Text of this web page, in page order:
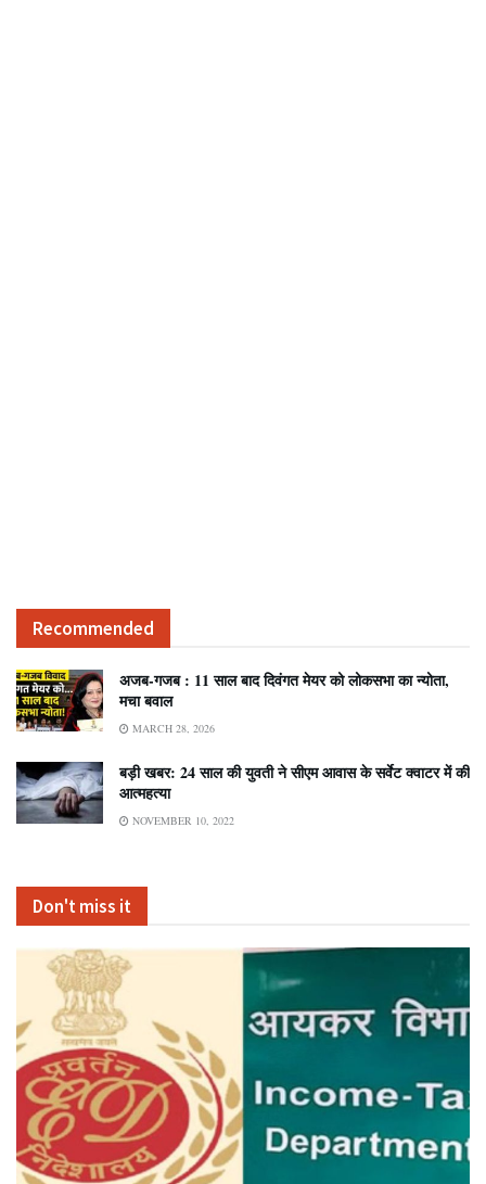
Recommended
अजब-गजब : 11 साल बाद दिवंगत मेयर को लोकसभा का न्योता,
मचा बवाल
MARCH 28, 2026
बड़ी खबर: 24 साल की युवती ने सीएम आवास के सर्वेट क्वाटर में की
आत्महत्या
NOVEMBER 10, 2022
Don't miss it